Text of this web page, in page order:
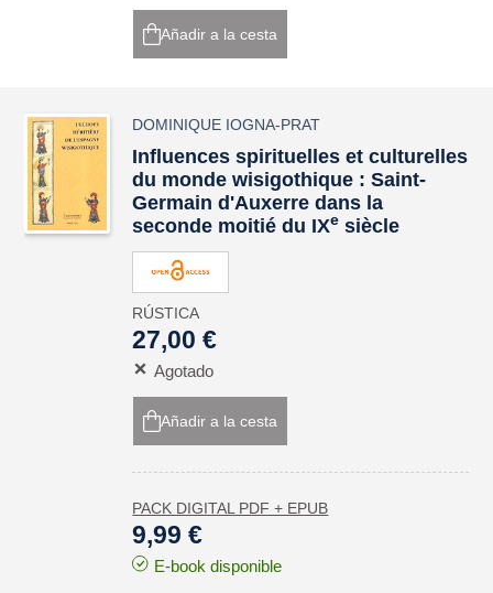
Añadir a la cesta
DOMINIQUE IOGNA-PRAT
Influences spirituelles et culturelles
du monde wisigothique : Saint-
Germain d'Auxerre dans la
seconde moitié du IXe siècle
RÚSTICA
27,00 €
Agotado
Añadir a la cesta
PACK DIGITAL PDF + EPUB
9,99 €
E-book disponible